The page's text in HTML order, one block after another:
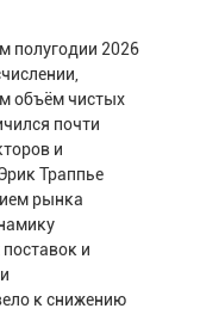
полугодии 2026
объём чистых
почти
и
Траппье
рынка
и
к снижению